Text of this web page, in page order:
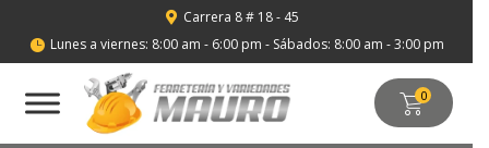
 Carrera 8 # 18 - 45
 Lunes a viernes: 8:00 am - 6:00 pm - Sábados: 8:00 am - 3:00 pm
0